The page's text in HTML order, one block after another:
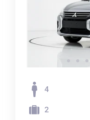
4
2